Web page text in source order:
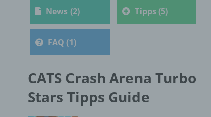
News (2) Tipps (5)
FAQ (1)
CATS Crash Arena Turbo
Stars Tipps Guide